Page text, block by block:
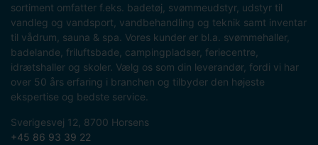
sortiment omfatter f.eks. badetøj, svømmeudstyr, udstyr til
vandleg og vandsport, vandbehandling og teknik samt inventar
til vådrum, sauna & spa. Vores kunder er bl.a. svømmehaller,
badelande, friluftsbade, campingpladser, feriecentre,
idrætshaller og skoler. Vælg os som din leverandør, fordi vi har
over 50 års erfaring i branchen og tilbyder den højeste
ekspertise og bedste service.
Sverigesvej 12, 8700 Horsens
+45 86 93 39 22